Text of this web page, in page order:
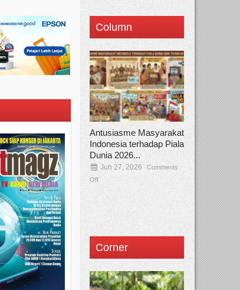
Column
Antusiasme Masyarakat
Indonesia terhadap Piala
Dunia 2026...
Jun 27, 2026
Comments
Off
Corner